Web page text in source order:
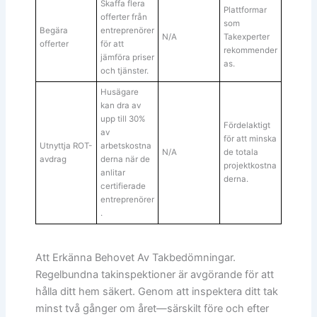
Begära
offerter
Skaffa flera
offerter från
entreprenörer
för att
jämföra priser
och tjänster.
N/A
Plattformar
som
Takexperter
rekommender
as.
Utnyttja ROT-
avdrag
Husägare
kan dra av
upp till 30%
av
arbetskostna
derna när de
anlitar
certifierade
entreprenörer
.
N/A
Fördelaktigt
för att minska
de totala
projektkostna
derna.
Att Erkänna Behovet Av Takbedömningar.
Regelbundna takinspektioner är avgörande för att
hålla ditt hem säkert. Genom att inspektera ditt tak
minst två gånger om året—särskilt före och efter